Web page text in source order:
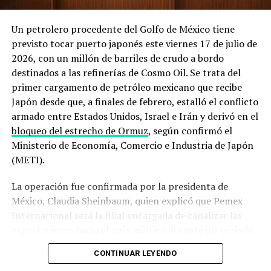
Irán obtenga armas nucleares y garantizar la libre
recogido en su sitio oficial, la administración
estadounidenseafirmó mantener un control naval total
sobre la zona , mientras que el Departamento de Defensa
detalló quedespliega escoltas militares para intentar
que embarcaciones comerciales puedan salir del Golfo
Pérsicopese a las hostilidades.
El derribo del dron y los ataques a
buques que encendieron las alarmas
La secuencia de incidentes de los últimos días ilustra el
deterioro acelerado de la situación. El 31 de julio, un
buque metanero cargado con gas natural licuado catarí
aguas cercanas a la entrada sur del estrecho, frente a las
costas de Omán, lo que le provocó daños severos en su
Un petrolero procedente del Golfo de México tiene
previsto tocar puerto japonés este viernes 17 de julio de
2026, con un millón de barriles de crudo a bordo
destinados a las refinerías de Cosmo Oil. Se trata del
primer cargamento de petróleo mexicano que recibe
Japón desde que, a finales de febrero, estalló el conflicto
armado entre Estados Unidos, Israel e Irán y derivó en el
bloqueo del estrecho de Ormuz, según confirmó el
Ministerio de Economía, Comercio e Industria de Japón
(METI).
La operación fue confirmada por la presidenta de
México, Claudia Sheinbaum, quien explicó que Pemex
Internacional será la filial encargada de canalizar las
que, hasta ahora, no ha sido precisado por el gobierno
mexicano.
CONTINUAR LEYENDO